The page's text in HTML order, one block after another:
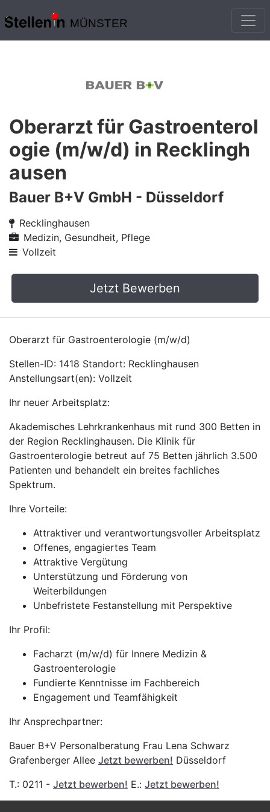
MÜNSTER
Oberarzt für Gastroenterol
ogie (m/w/d) in Recklingh
ausen
Bauer B+V GmbH - Düsseldorf
Recklinghausen
Medizin, Gesundheit, Pflege
Vollzeit
Jetzt Bewerben
Oberarzt für Gastroenterologie (m/w/d)
Stellen-ID: 1418 Standort: Recklinghausen
Anstellungsart(en): Vollzeit
Ihr neuer Arbeitsplatz:
Akademisches Lehrkrankenhaus mit rund 300 Betten in
der Region Recklinghausen. Die Klinik für
Gastroenterologie betreut auf 75 Betten jährlich 3.500
Patienten und behandelt ein breites fachliches
Spektrum.
Ihre Vorteile:
Attraktiver und verantwortungsvoller Arbeitsplatz
Offenes, engagiertes Team
Attraktive Vergütung
Unterstützung und Förderung von
Weiterbildungen
Unbefristete Festanstellung mit Perspektive
Ihr Profil:
Facharzt (m/w/d) für Innere Medizin &
Gastroenterologie
Fundierte Kenntnisse im Fachbereich
Engagement und Teamfähigkeit
Ihr Ansprechpartner:
Bauer B+V Personalberatung Frau Lena Schwarz
Grafenberger Allee Jetzt bewerben! Düsseldorf
T.: 0211 - Jetzt bewerben! E.: Jetzt bewerben!